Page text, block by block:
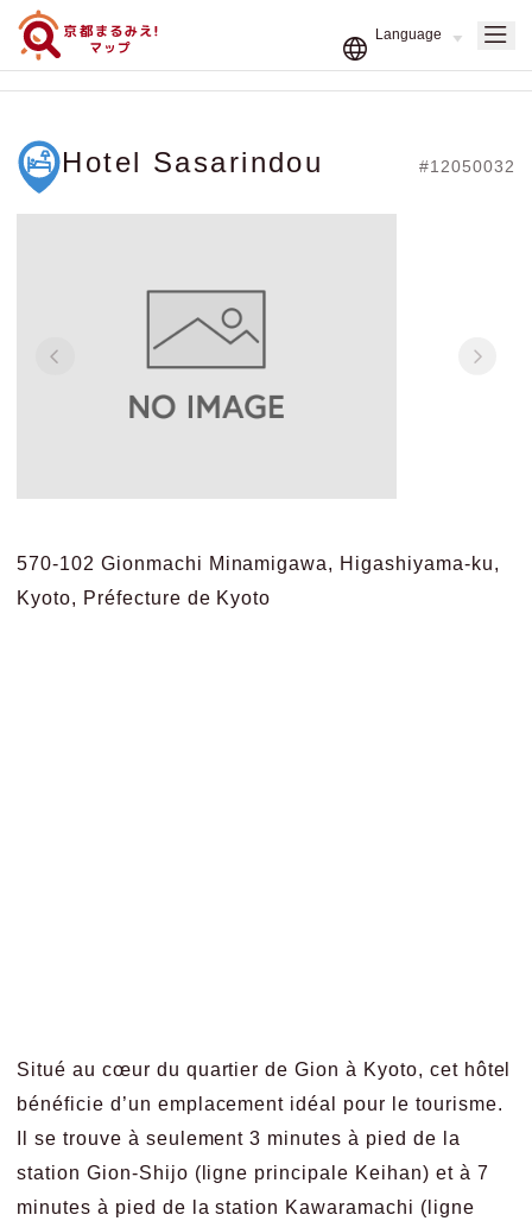
Hotel Sasarindou #12050032
570-102 Gionmachi Minamigawa, Higashiyama-ku,
Kyoto, Préfecture de Kyoto
Situé au cœur du quartier de Gion à Kyoto, cet hôtel
bénéficie d’un emplacement idéal pour le tourisme.
Il se trouve à seulement 3 minutes à pied de la
station Gion-Shijo (ligne principale Keihan) et à 7
minutes à pied de la station Kawaramachi (ligne